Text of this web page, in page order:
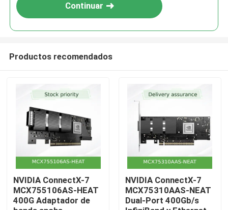
En casa.
Productos
Vídeos
Continuar
Productos recomendados
NVIDIA ConnectX-7
MCX755106AS-HEAT
400G Adaptador de
NVIDIA ConnectX-7
MCX75310AAS-NEAT
Dual-Port 400Gb/s